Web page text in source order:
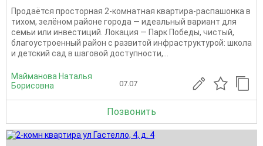
Продаётся просторная 2-комнатная квартира-распашонка в
тихом, зелёном районе города — идеальный вариант для
семьи или инвестиций. Локация — Парк Победы, чистый,
благоустроенный район с развитой инфраструктурой: школа
и детский сад в шаговой доступности,...
Майманова Наталья
Борисовна
07.07
Позвонить